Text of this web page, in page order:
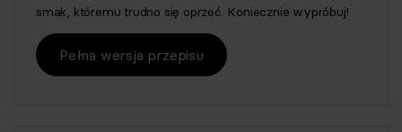
smak, któremu trudno się oprzeć. Koniecznie wypróbuj!
Pełna wersja przepisu